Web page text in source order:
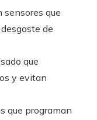
sensores que
de
que
y evitan
que programan